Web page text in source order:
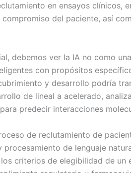
en ensayos clínicos,
del paciente, así
debemos ver la IA no como
con propósitos
y desarrollo podría
de lineal a acelerado,
predecir interacciones
de reclutamiento de
de lenguaje
criterios de elegibilidad de un